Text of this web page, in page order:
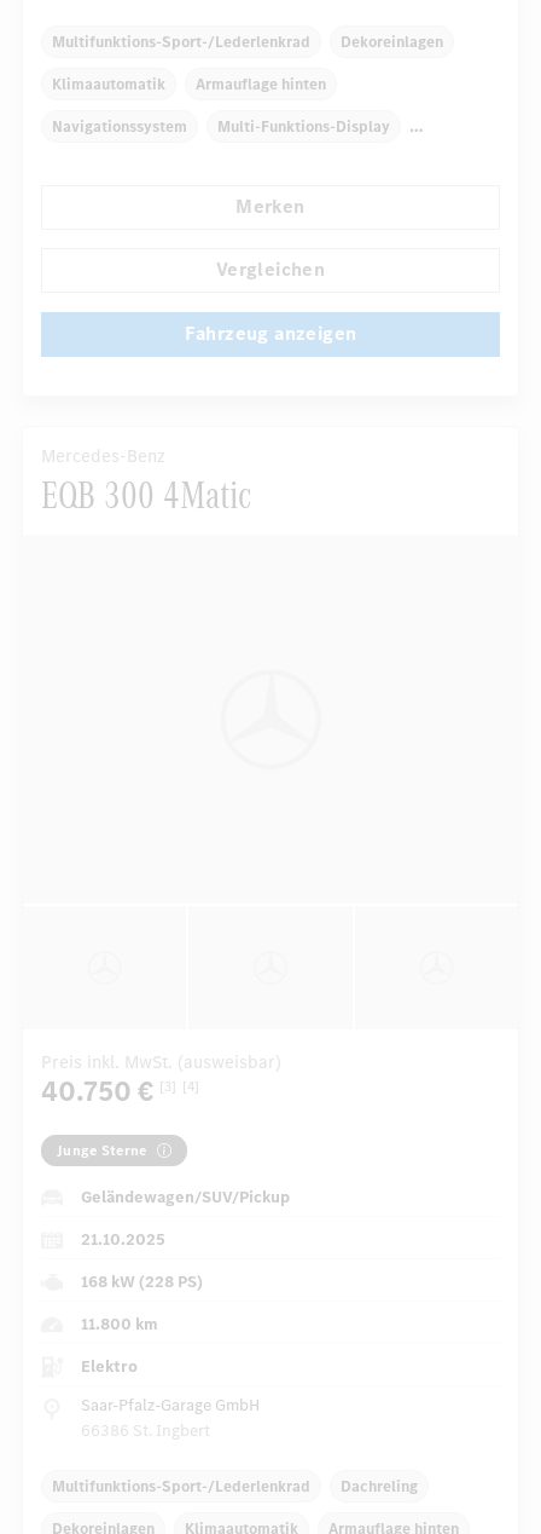
Multifunktions-Sport-/Lederlenkrad Dekoreinlagen
Klimaautomatik Armauflage hinten
Navigationssystem Multi-Funktions-Display
Automatisch abblendende Innen- und Außenspiegel
Merken
Vergleichen
Fahrzeug anzeigen
Mercedes-Benz
EQB 300 4Matic
Preis inkl. MwSt. (ausweisbar)
40.750 € [3] [4]
Junge Sterne
Geländewagen/SUV/Pickup
21.10.2025
168 kW (228 PS)
11.800 km
Elektro
Saar-Pfalz-Garage GmbH
66386 St. Ingbert
Multifunktions-Sport-/Lederlenkrad Dachreling
Dekoreinlagen Klimaautomatik Armauflage hinten